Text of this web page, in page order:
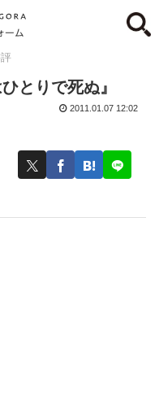
とりで死ぬ』
2011.01.07 12:02